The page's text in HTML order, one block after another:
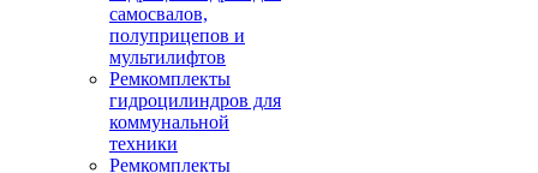
самосвалов,
полуприцепов и
мультилифтов
Ремкомплекты
гидроцилиндров для
коммунальной
техники
Ремкомплекты